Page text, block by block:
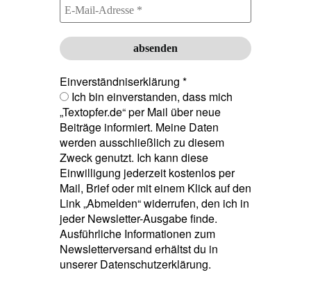
Einverständniserklärung *
Ich bin einverstanden, dass mich
„Textopfer.de“ per Mail über neue
Beiträge informiert. Meine Daten
werden ausschließlich zu diesem
Zweck genutzt. Ich kann diese
Einwilligung jederzeit kostenlos per
Mail, Brief oder mit einem Klick auf den
Link „Abmelden“ widerrufen, den ich in
jeder Newsletter-Ausgabe finde.
Ausführliche Informationen zum
Newsletterversand erhältst du in
unserer Datenschutzerklärung.